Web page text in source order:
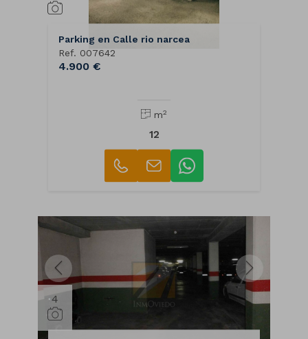
Parking en Calle rio narcea
Ref. 007642
4.900 €
m2
12
4